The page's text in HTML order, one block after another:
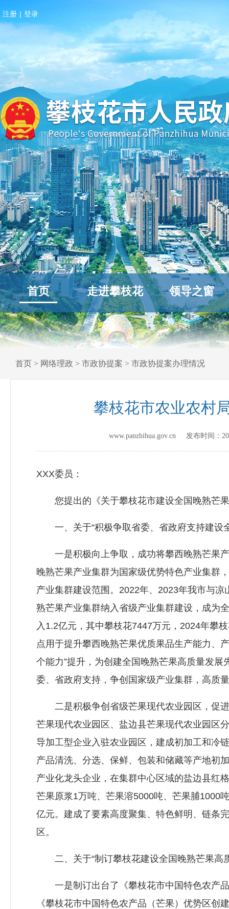
注册 | 登录
首页 走进攀枝花 领导之窗
首页 > 网络理政 > 市政协提案 > 市政协提案办理情况
攀枝花市农业农村
www.panzhihua.gov.cn 发布时间：
XXX委员：
您提出的《关于攀枝花市建设全国晚熟芒果
一、关于“积极争取省委、省政府支持建设
一是积极向上争取，成功将攀西晚熟芒果产
晚熟芒果产业集群为国家级优势特色产业集群
产业集群建设范围。2022年、2023年我市与
熟芒果产业集群纳入省级产业集群建设，成为
入1.2亿元，其中攀枝花7447万元，2024年攀
点用于提升攀西晚熟芒果优质果品生产能力、
个能力”提升，为创建全国晚熟芒果高质量发
委、省政府支持，争创国家级产业集群，高质
二是积极争创省级芒果现代农业园区，促进
芒果现代农业园区、盐边县芒果现代农业园区
导加工型企业入驻农业园区，建成初加工和冷
产品清洗、分选、保鲜、包装和储藏等产地初
产业化龙头企业，在集群中心区域的盐边县红
芒果原浆1万吨、芒果溶5000吨、芒果脯1000
亿元。建成了要素高度聚集、特色鲜明、链条
区。
二、关于“制订攀枝花建设全国晚熟芒果高
一是制订出台了《攀枝花市中国特色农产品
《攀枝花市中国特色农产品（芒果）优势区